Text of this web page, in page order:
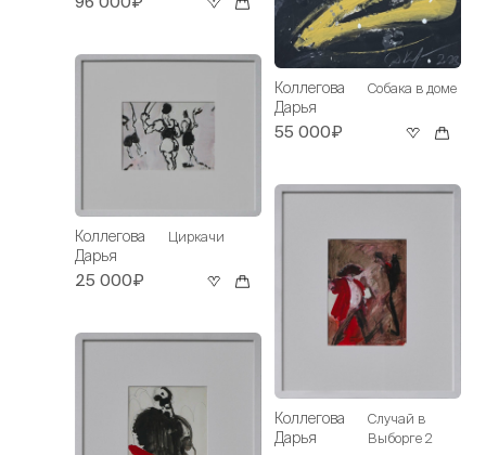
Коллегова
Дарья
Циркачи
25 000₽
Коллегова
Дарья
Собака в доме
55 000₽
Коллегова
Дарья
Случай в
Выборге 2